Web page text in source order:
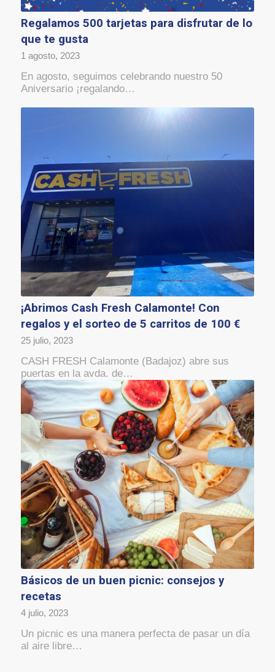
Regalamos 500 tarjetas para disfrutar de lo
que te gusta
1 agosto, 2023
En agosto, seguimos celebrando nuestro 50
Aniversario ¡regalando…
¡Abrimos Cash Fresh Calamonte! Con
regalos y el sorteo de 5 carritos de 100 €
25 julio, 2023
CASH FRESH Calamonte (Badajoz) abre sus
puertas en la avda. de…
Básicos de un buen picnic: consejos y
recetas
4 julio, 2023
Un picnic es una manera perfecta de pasar un día
al aire libre…